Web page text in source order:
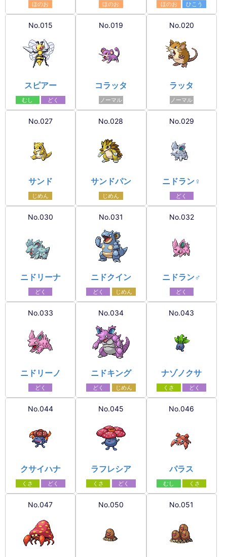
ほのお ほのお ほのお ひこう
No.015
スピアー
むし どく
No.019
コラッタ
ノーマル
No.020
ラッタ
ノーマル
No.027
サンド
じめん
No.028
サンドパン
じめん
No.029
ニドラン♀
どく
No.030
ニドリーナ
どく
No.031
ニドクイン
どく じめん
No.032
ニドラン♂
どく
No.033
ニドリーノ
どく
No.034
ニドキング
どく じめん
No.043
ナゾノクサ
くさ どく
No.044
クサイハナ
くさ どく
No.045
ラフレシア
くさ どく
No.046
パラス
むし くさ
No.047 No.050 No.051